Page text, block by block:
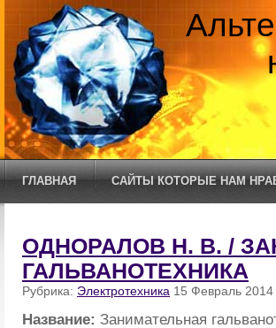
ГЛАВНАЯ САЙТЫ КОТОРЫЕ НАМ
ОДНОРАЛОВ Н. В. /
ГАЛЬВАНОТЕХНИКА
Рубрика: Электротехника 15 Февраль 2014
Название: Занимательная